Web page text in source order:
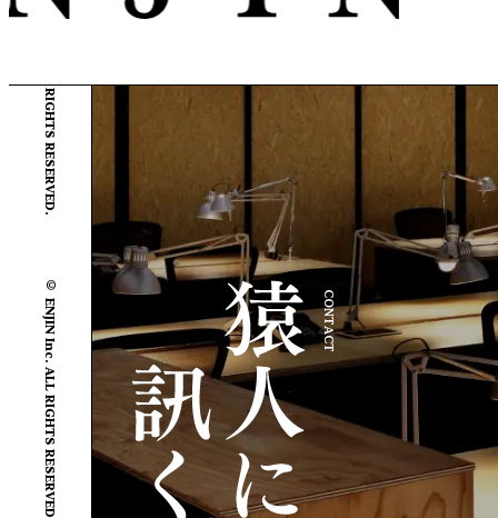
© ENJIN Inc. ALL RIGHTS RESERVED.
© ENJIN Inc. ALL RIGHTS RESERVED.
CONTACT